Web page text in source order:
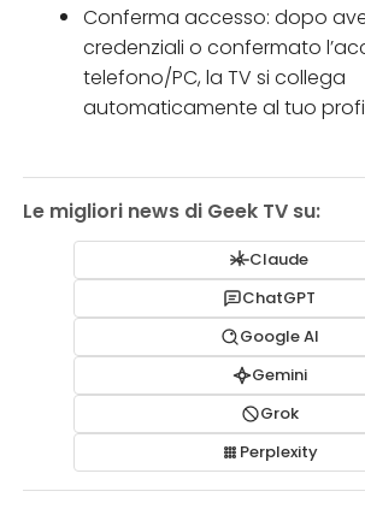
Conferma accesso: dopo
credenziali o confermato
telefono/PC, la TV si collega
automaticamente al tuo
Le migliori news di Geek TV su:
Claude
ChatGPT
Google AI
Gemini
Grok
Perplexity